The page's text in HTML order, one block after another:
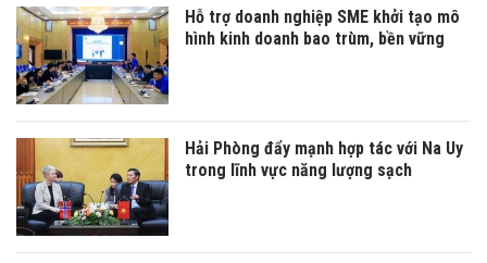
Hỗ trợ doanh nghiệp SME khởi tạo mô
hình kinh doanh bao trùm, bền vững
Hải Phòng đẩy mạnh hợp tác với Na Uy
trong lĩnh vực năng lượng sạch